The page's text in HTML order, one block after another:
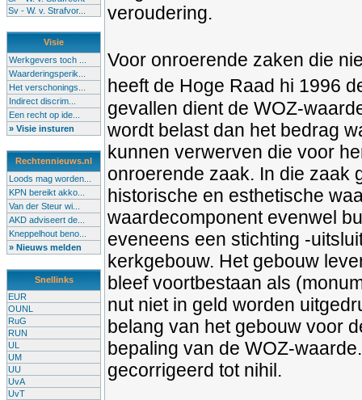
Sv - W. v. Strafvor...
Visie
Werkgevers toch ...
Waarderingsperik...
Het verschonings...
Indirect discrim...
Een recht op ide...
» Visie insturen
Rechtennieuws.nl
Loods mag worden...
KPN bereikt akko...
Van der Steur wi...
AKD adviseert de...
Kneppelhout beno...
» Nieuws melden
Snellinks
EUR
OUNL
RuG
RUN
UL
UM
UU
UvA
UvT
veroudering.
Voor onroerende zaken die
heeft de Hoge Raad hi 1996
gevallen dient de WOZ-
wordt belast dan het bedrag
kunnen verwerven die voor
onroerende zaak. In die zaak
historische en esthetische
waardecomponent evenwel
eveneens een stichting -
kerkgebouw. Het gebouw
bleef voortbestaan als
nut niet in geld worden
belang van het gebouw voor
bepaling van de WOZ-
gecorrigeerd tot nihil.